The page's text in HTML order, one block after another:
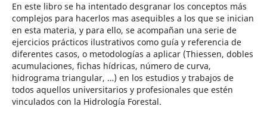
En este libro se ha intentado desgranar los conceptos más
complejos para hacerlos mas asequibles a los que se inician
en esta materia, y para ello, se acompañan una serie de
ejercicios prácticos ilustrativos como guía y referencia de
diferentes casos, o metodologías a aplicar (Thiessen, dobles
acumulaciones, fichas hídricas, número de curva,
hidrograma triangular, …) en los estudios y trabajos de
todos aquellos universitarios y profesionales que estén
vinculados con la Hidrología Forestal.